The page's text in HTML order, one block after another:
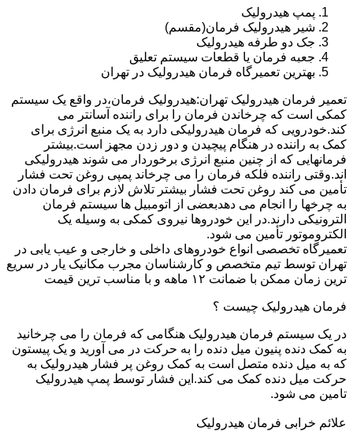
پمپ هیدرولیک
شیر هیدرولیک فرمان(مقسم)
جک دو طرفه هیدرولیک
جعبه فرمان یا قطعات سیستم تعلیق
بهترین تعمیرگاه فرمان هیدرولیک در تهران
تعمیر فرمان هیدرولیک تهران:هیدرولیک فرمان،در واقع یک سیستم
کمکی است که چرخاندن فرمان را برای راننده آسانتر می
کند.خودرویی که فرمان هیدرولیکی دارد به یک منبع انرژی برای
کمک به راننده در هنگام پیچیدن و دور زدن مجهز است.بیشتر
فرمانهایی که از چنین منبع انرژی برخوردار می شوند هیدرولیکی
اند.وقتی راننده فلکه فرمان را می چرخاند پمپی روغن تحت فشار
تأمین می کند روغن تحت فشار بیشتر تلاش لازم برای فرمان دادن
به چرخها را انجام می دهدبعضی از اتومبیل ها سیستم فرمان
الترونیکی دارند.در این خودروها نیروی کمکی به وسیله یک
الکتروموتور تأمین می شود.
تعمیرگاه تخصصی انواع خودروهای داخلی و خارجی و عیب یابی در
تهران توسط تیم متخصص و کارشناسان مجرب مکانیک یار در سریع
ترین زمان ممکن با ضمانت ۱۲ ماهه و با مناسب ترین قیمت
فرمان هیدرولیک چیست ؟
در یک سیستم فرمان هیدرولیک هنگامی که فرمان را می چرخانید
به کمک دنده پنیون میل دنده را به حرکت در می آورید و یک پیستون
که به میل دنده متصل است به کمک روغن پر فشار هیدرولیک به
حرکت میل دنده کمک می کند.این فشار توسط پمپ هیدرولیک
تامین می شود.
علائم خرابی فرمان هیدرولیک